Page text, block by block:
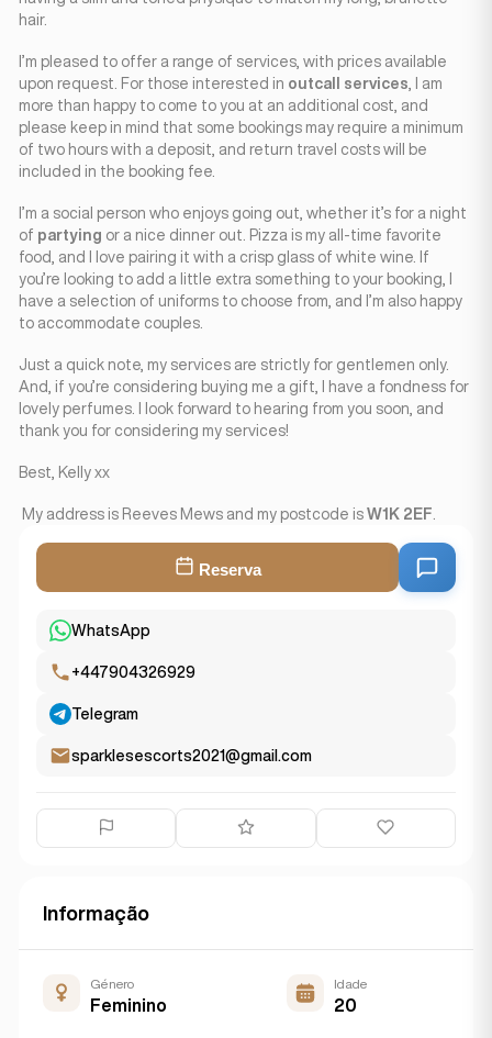
hair.
I’m pleased to offer a range of services, with prices available
upon request. For those interested in outcall services , I am
more than happy to come to you at an additional cost, and
please keep in mind that some bookings may require a minimum
of two hours with a deposit, and return travel costs will be
included in the booking fee.
I’m a social person who enjoys going out, whether it’s for a night
of partying or a nice dinner out. Pizza is my all-time favorite
food, and I love pairing it with a crisp glass of white wine. If
you’re looking to add a little extra something to your booking, I
have a selection of uniforms to choose from, and I’m also happy
to accommodate couples.
Just a quick note, my services are strictly for gentlemen only.
And, if you’re considering buying me a gift, I have a fondness for
lovely perfumes. I look forward to hearing from you soon, and
thank you for considering my services!
Best, Kelly xx
My address is Reeves Mews and my postcode is W1K 2EF
Reserva
WhatsApp
+447904326929
Telegram
sparklesescorts2021@gmail.com
Informação
Género
Feminino
Idade
20